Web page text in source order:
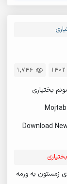
1,746
بختیاری
Download
زمستون به ورمه